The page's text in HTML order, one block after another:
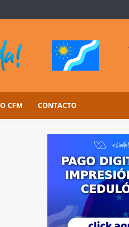
CFM CONTACTO